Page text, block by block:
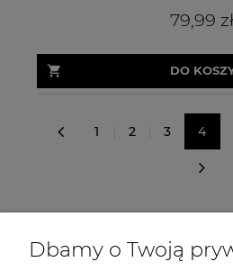
79,99 zł
DO
1 2 3 4
kotów
Dbamy o Twoją